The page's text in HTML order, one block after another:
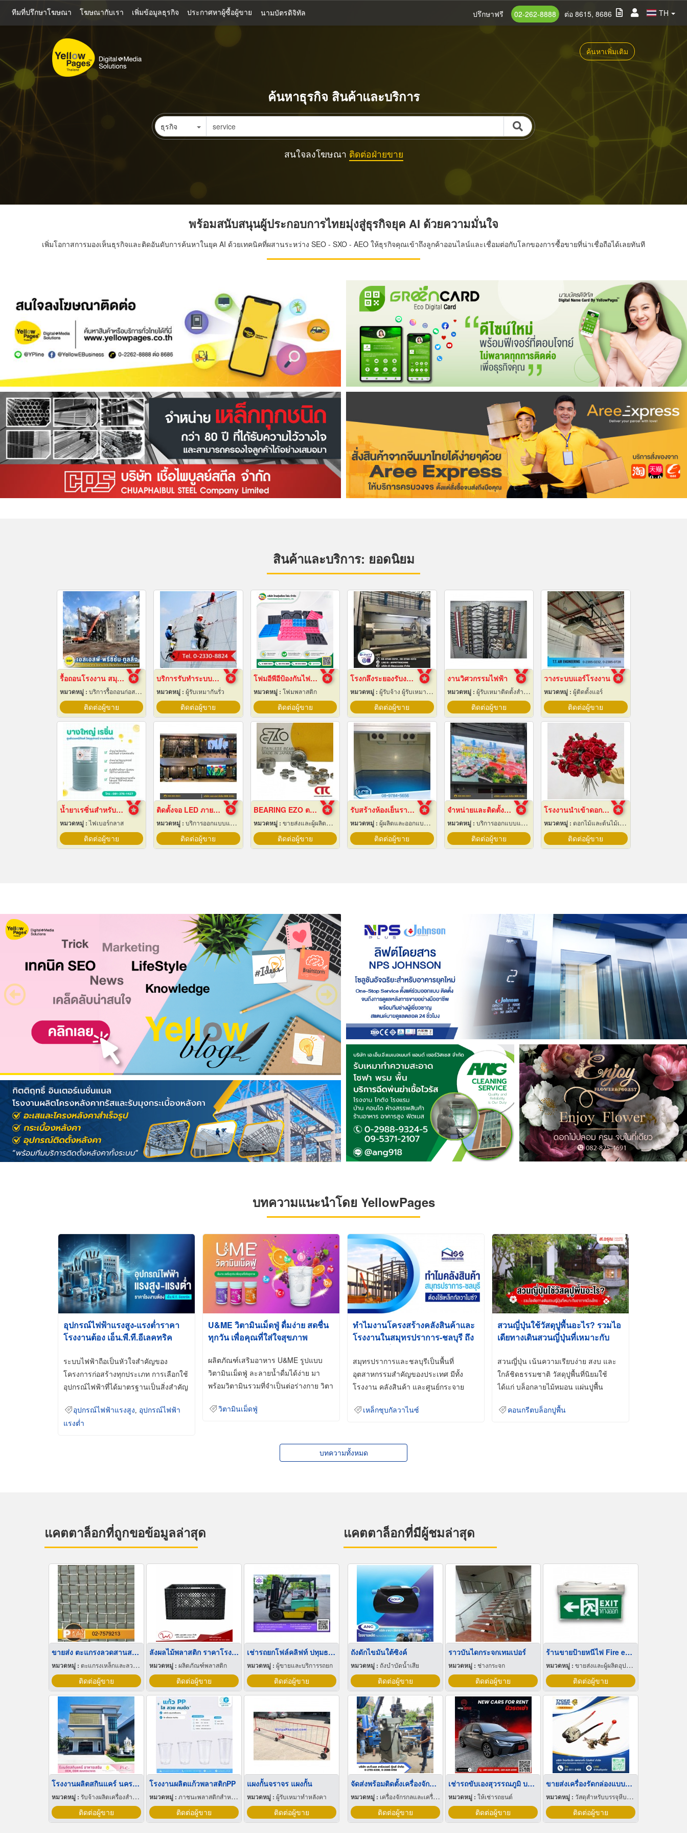
หลัก
ทีมที่ปรึกษาโฆษณา โฆษณากับเรา เพิ่มข้อมูลธุรกิจ ประกาศหาผู้ซื้อผู้ขาย นามบัตรดิจิทัล TH
ปรึกษาฟรี 02-262-8888 ต่อ 8615, 8686
ค้นหาเพิ่มเติม
ค้นหาธุรกิจ สินค้าและบริการ
ธุรกิจ
สนใจลงโฆษณา ติดต่อฝ่ายขาย
พร้อมสนับสนุนผู้ประกอบการไทยมุ่งสู่ธุรกิจยุค AI ด้วยความมั่นใจ
เพิ่มโอกาสการมองเห็นธุรกิจและติดอันดับการค้นหาในยุค AI ด้วยเทคนิคที่ผสานระหว่าง SEO - SXO - AEO ให้ธุรกิจคุณเข้าถึงลูกค้าออนไลน์และเชื่อมต่อกับโลกของการซื้อขายที่น่าเชื่อถือได้เลยทันที
สินค้าและบริการ: ยอดนิยม
รื้อถอนโรงงาน สมุทรปราการ
หมวดหมู่ : บริการรื้อถอนก่อสร้าง
ติดต่อผู้ขาย
บริการรับทำระบบกันซึม
หมวดหมู่ : ผู้รับเหมากันรั่ว
ติดต่อผู้ขาย
โฟมอีพีอีป้องกันไฟฟ้าสถิต
หมวดหมู่ : โฟมพลาสติก
ติดต่อผู้ขาย
โรงกลึงระยองรับงานผลิตด่วน
หมวดหมู่ : ผู้รับจ้าง ผู้รับเหมากลึง
ติดต่อผู้ขาย
งานวิศวกรรมไฟฟ้า
หมวดหมู่ : ผู้รับเหมาติดตั้งสำหรับบ้านและโรงงานไฟฟ้า
ติดต่อผู้ขาย
วางระบบแอร์โรงงาน
หมวดหมู่ : ผู้ติดตั้งแอร์
ติดต่อผู้ขาย
น้ำยาเรซิ่นสำหรับงานหล่อไฟเบอร์กลาส ขายราคาส่ง
หมวดหมู่ :ไฟเบอร์กลาส
ติดต่อผู้ขาย
ติดตั้งจอ LED ภายในห้องจัดเลี้ยงโรงแรม
หมวดหมู่ : บริการออกแบบและจัดทำป้ายโฆษณา 24 ชม.
ติดต่อผู้ขาย
BEARING EZO ตลับลูกปืน ยี่ห้อ EZO
หมวดหมู่ : ขายส่งและผู้ผลิตชิ้นส่วนและอะไหล่เครื่องจักรกล
ติดต่อผู้ขาย
รับสร้างห้องเย็นราคาถูก
หมวดหมู่ : ผู้ผลิตและออกแบบติดตั้งห้องเย็น
ติดต่อผู้ขาย
จำหน่ายและติดตั้งจอ LED Display Outdoor
หมวดหมู่ : บริการออกแบบและจัดทำป้ายโฆษณา 24 ชม.
ติดต่อผู้ขาย
โรงงานนำเข้าดอกไม้ปลอม
หมวดหมู่ : ดอกไม้และต้นไม้เทียม
ติดต่อผู้ขาย
บทความแนะนำโดย YellowPages
อุปกรณ์ไฟฟ้าแรงสูง-แรงต่ำราคา
โรงงานต้อง เอ็น.พี.ที.อีเลคทริค
ระบบไฟฟ้าถือเป็นหัวใจสำคัญของ
โครงการก่อสร้างทุกประเภท การเลือกใช้
อุปกรณ์ไฟฟ้าที่ได้มาตรฐานเป็นสิ่งสำคัญ
อุปกรณ์ไฟฟ้าแรงสูง
อุปกรณ์ไฟฟ้า
แรงต่ำ
U&ME วิตามินเม็ดฟู่ ดื่มง่าย สดชื่น
ทุกวัน เพื่อคุณที่ใส่ใจสุขภาพ
ผลิตภัณฑ์เสริมอาหาร U&ME รูปแบบ
วิตามินเม็ดฟู่ ละลายน้ำดื่มได้ง่าย มา
พร้อมวิตามินรวมที่จำเป็นต่อร่างกาย วิตา
วิตามินเม็ดฟู่
ทำไมงานโครงสร้างคลังสินค้าและ
โรงงานในสมุทรปราการ-ชลบุรี ถึง
Galvanized)
สมุทรปราการและชลบุรีเป็นพื้นที่
อุตสาหกรรมสำคัญของประเทศ มีทั้ง
โรงงาน คลังสินค้า และศูนย์กระจาย
เหล็กชุบกัลวาไนซ์
สวนญี่ปุ่นใช้วัสดุปูพื้นอะไร? รวมไอ
เดียทางเดินสวนญี่ปุ่นที่เหมาะกับ
สวนญี่ปุ่น เน้นความเรียบง่าย สงบ และ
ใกล้ชิดธรรมชาติ วัสดุปูพื้นที่นิยมใช้
ได้แก่ บล็อกลายไม้หมอน แผ่นปูพื้น
คอนกรีตบล็อกปูพื้น
บทความทั้งหมด
แคตตาล็อกที่ถูกขอข้อมูลล่าสุด
ขายส่ง ตะแกรงลวดสานสแตนเลส
หมวดหมู่ : ตะแกรงเหล็กและลวดตาข่าย
ติดต่อผู้ขาย
ลังผลไม้พลาสติก ราคาโรงงาน
หมวดหมู่ : ผลิตภัณฑ์พลาสติก
ติดต่อผู้ขาย
เช่ารถยกโฟล์คลิฟท์ ปทุมธานี
หมวดหมู่ :ผู้ขายและบริการรถยก
ติดต่อผู้ขาย
โรงงานผลิตสกินแคร์ นครปฐม
หมวดหมู่ : รับจ้างผลิตเครื่องสำอาง
ติดต่อผู้ขาย
โรงงานผลิตแก้วพลาสติกPP
หมวดหมู่ : ภาชนะพลาสติกสำหรับบรรจุ
ติดต่อผู้ขาย
แผงกั้นจราจร แผงกั้น
หมวดหมู่ :ผู้รับเหมาทำหลังคา
ติดต่อผู้ขาย
แคตตาล็อกที่มีผู้ชมล่าสุด
ถังดักไขมันใต้ซิงค์
หมวดหมู่ : ถังบำบัดน้ำเสีย
ติดต่อผู้ขาย
ราวบันไดกระจกเทมเปอร์
หมวดหมู่ : ช่างกระจก
ติดต่อผู้ขาย
ร้านขายป้ายหนีไฟ Fire exit พัทยา ชลบุรี
หมวดหมู่ :ขายส่งและผู้ผลิตอุปกรณ์เครื่องใช้ไฟฟ้า
ติดต่อผู้ขาย
จัดส่งพร้อมติดตั้งเครื่องจักร สมุทรปราการ
หมวดหมู่ : เครื่องจักรกลและเครื่องมือกล
ติดต่อผู้ขาย
เช่ารถขับเองสุวรรณภูมิ บริษัทไหนดี
หมวดหมู่ : ให้เช่ารถยนต์
ติดต่อผู้ขาย
ขายส่งเครื่องรัดกล่องแบบมือโยก
หมวดหมู่ :วัสดุสำหรับบรรจุหีบห่อเครื่องจักรกล
ติดต่อผู้ขาย